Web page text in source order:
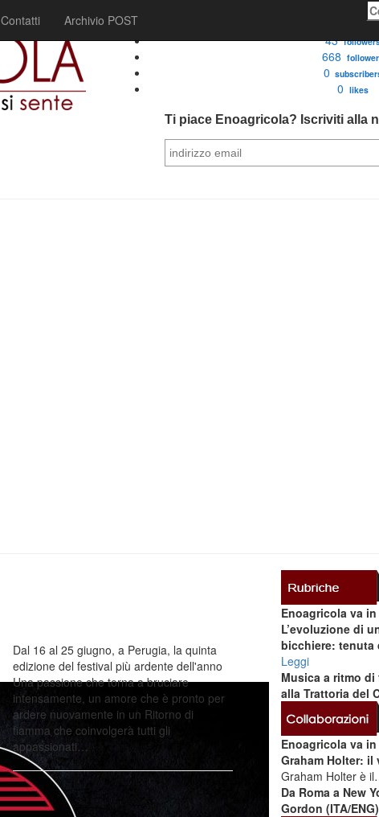
Contatti Archivio POST
43
668
0
0 likes
Ti piace Enoagricola? Iscriviti alla
Dal 16 al 25 giugno, a Perugia, la quinta
edizione del festival più ardente dell'anno
Una passione che torna a bruciare
intensamente, un amore che è pronto per
ardere nuovamente in un Ritorno di
fiamma che coinvolgerà tutti gli
appassionati…
Enoagricola va
L’evoluzione di
bicchiere: tenuta
Leggi
Musica a ritmo
alla Trattoria del
Enoagricola va
Graham Holter: il
Graham Holter è
Da Roma a New
Gordon (ITA/